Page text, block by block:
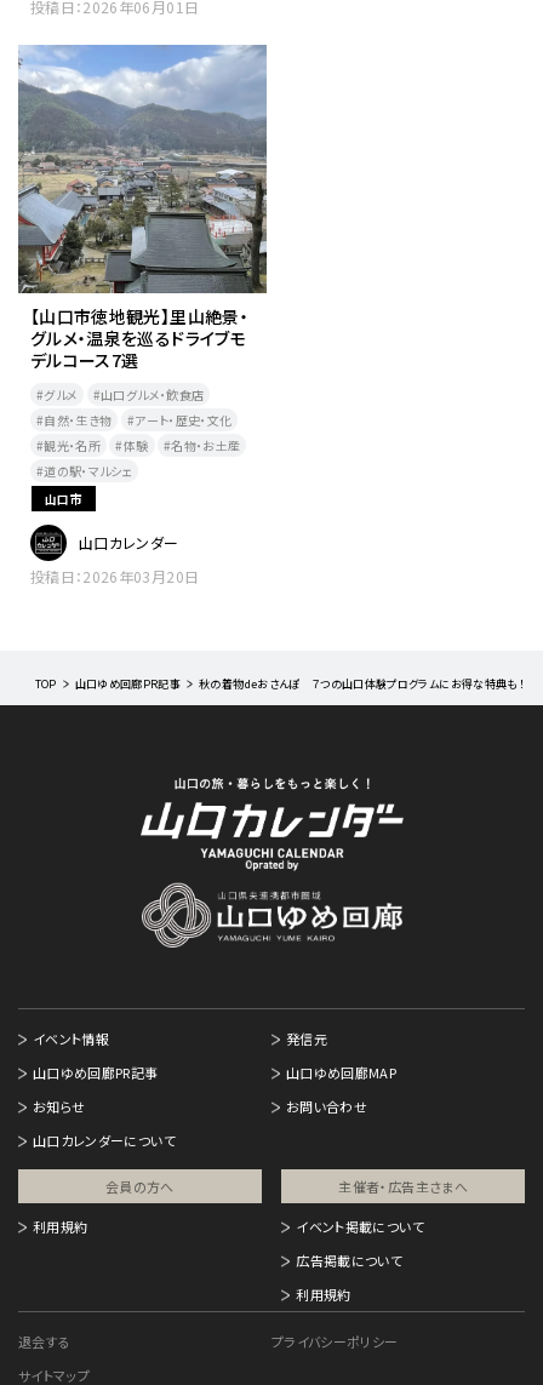
投稿日：2026年06月01日
【山口市徳地観光】里山絶景・
グルメ・温泉を巡るドライブモ
デルコース7選
グルメ
山口グルメ・飲食店
自然・生き物
アート・歴史・文化
観光・名所
体験
名物・お土産
道の駅・マルシェ
山口市
山口カレンダー
投稿日：2026年03月20日
TOP 山口ゆめ回廊PR記事​ 秋の着物deおさんぽ ７つの山口体験プログラムにお得な特典も！
イベント情報
発信元
山口ゆめ回廊PR記事
山口ゆめ回廊MAP
お知らせ
お問い合わせ
山口カレンダーについて
会員の方へ
利用規約
主催者・広告主さまへ​
イベント掲載について
広告掲載について
利用規約
退会する
プライバシーポリシー
サイトマップ